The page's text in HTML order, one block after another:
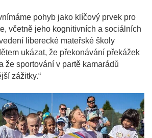
pohyb jako klíčový prvek pro
včetně jeho kognitivních a sociálních
liberecké mateřské školy
ukázat, že překonávání překážek
že sportování v partě kamarádů
zážitky.“